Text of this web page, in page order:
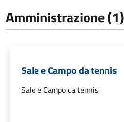
Amministrazione (1)
Sale e Campo da tennis
Sale e Campo da tennis